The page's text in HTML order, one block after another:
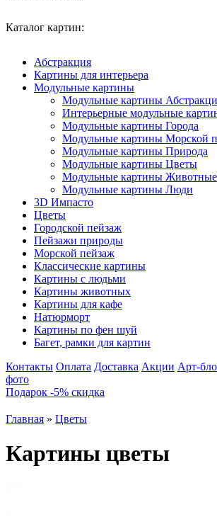
Каталог картин:
Абстракция
Картины для интерьера
Модульные картины
Модульные картины
Интерьерные модульные
Модульные картины Города
Модульные картины Морской
Модульные картины Природа
Модульные картины Цветы
Модульные картины Животные
Модульные картины Люди
3D Импасто
Цветы
Городской пейзаж
Пейзажи природы
Морской пейзаж
Классические картины
Картины с людьми
Картины животных
Картины для кафе
Натюрморт
Картины по фен шуй
Багет, рамки для картин
Контакты Оплата Доставка Акции Арт-
фото
Подарок -5% скидка
Главная » Цветы
Картины цветы